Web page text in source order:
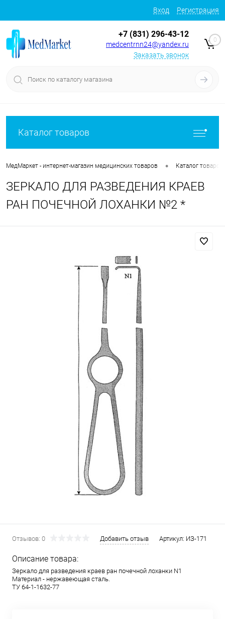
Вход Регистрация
+7 (831) 296-43-12
medcentrnn24@yandex.ru
Заказать звонок
0
Каталог товаров
МедМаркет - интернет-магазин медицинских товаров • Каталог товаров
ЗЕРКАЛО ДЛЯ РАЗВЕДЕНИЯ КРАЕВ
РАН ПОЧЕЧНОЙ ЛОХАНКИ №2 *
Отзывов: 0 Добавить отзыв Артикул: ИЗ-171
Описание товара:
Зеркало для разведения краев ран почечной лоханки N1
Материал - нержавеющая сталь.
ТУ 64-1-1632-77